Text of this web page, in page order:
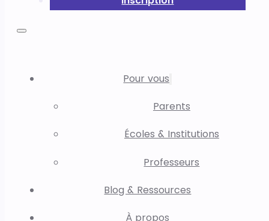
Pour vous
Parents
Écoles & Institutions
Professeurs
Blog & Ressources
À propos